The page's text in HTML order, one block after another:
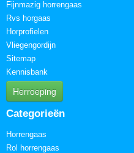
Fijnmazig horrengaas
Rvs horgaas
Horprofielen
Vliegengordijn
Sitemap
Kennisbank
Herroeping
Categorieën
Horrengaas
Rol horrengaas